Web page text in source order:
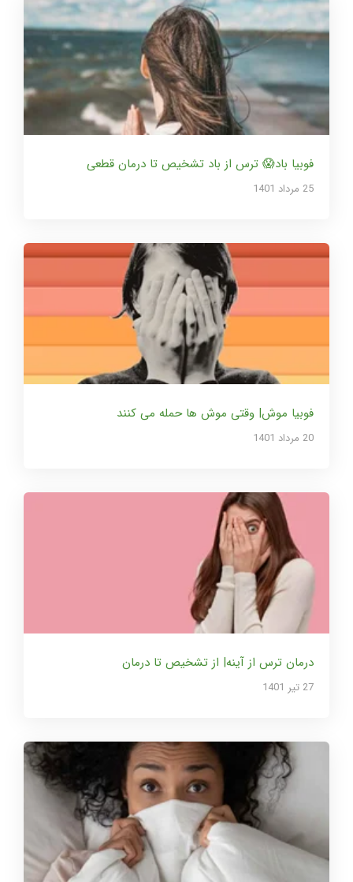
فوبیا باد😱 ترس از باد تشخیص تا درمان قطعی
25 مرداد 1401
فوبیا موش| وقتی موش ها حمله می کنند
20 مرداد 1401
درمان ترس از آینه| از تشخیص تا درمان
27 تير 1401